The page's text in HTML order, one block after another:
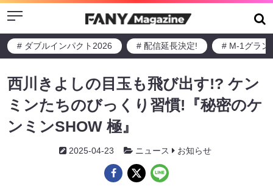
Menu
# ダブルインパクト2026 # 配信延長決定! # M-1グラン
西川きよしの目玉も飛び出す!? ケン
ミンたちのびっくり習慣!『秘密のケ
ンミンSHOW 極』
2025-04-23 ニュース お知らせ